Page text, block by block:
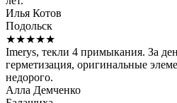
Илья Котов
Подольск
★★★★★
Imerys, текли 4 примыкания. За
герметизация, оригинальные
недорого.
Алла Демченко